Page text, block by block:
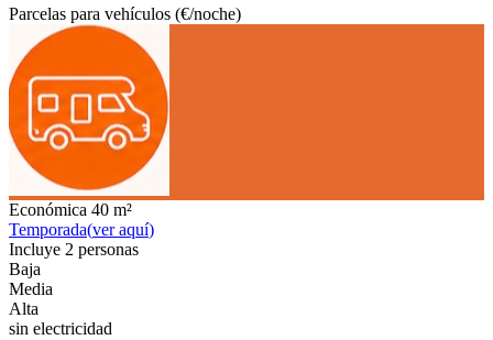
Parcelas para vehículos (€/noche)
Económica 40 m²
Temporada(ver aquí)
Incluye 2 personas
Baja
Media
Alta
sin electricidad